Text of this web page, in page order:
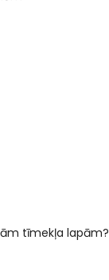
tīmekļa lapām?